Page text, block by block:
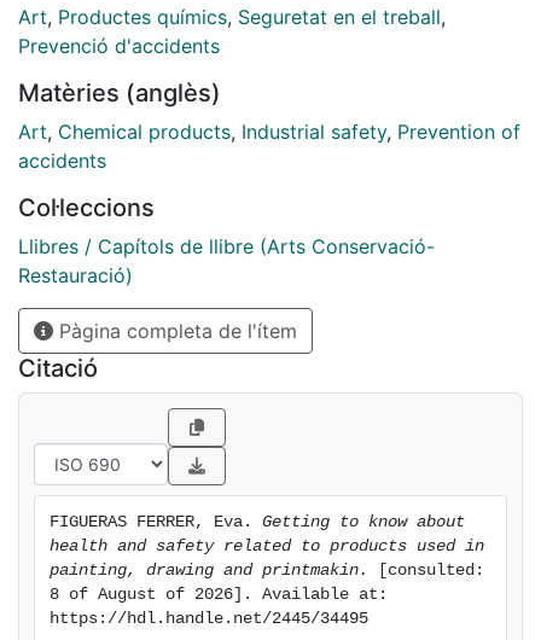
involving Health and Safety risks for both the artists
and the teachers and students, especially those
institutions.
Art, Productes químics, Seguretat en el treball,
Prevenció d'accidents
Matèries (anglès)
Art, Chemical products, Industrial safety, Prevention of
accidents
Col·leccions
Llibres / Capítols de llibre (Arts Conservació-
Restauració)
Pàgina completa de l'ítem
Citació
FIGUERAS FERRER, Eva. Getting to know about
health and safety related to products used in
painting, drawing and printmakin.
[consulted:
8 of August of 2026]. Available at:
https://hdl.handle.net/2445/34495